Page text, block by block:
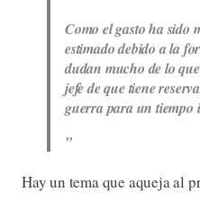
Como el gasto ha sido
estimado debido a la
dudan mucho de lo
jefe de que tiene
guerra para un tiempo
Hay un tema que aqueja al